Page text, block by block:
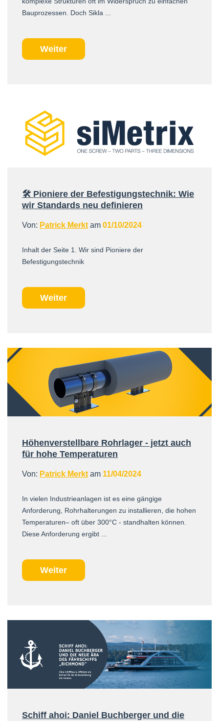
Bauprozessen. Doch Sikla ...
Weiter
🛠️ Pioniere der Befestigungstechnik: Wie
wir Standards neu definieren
Von: Patrick Merkt am 01/10/2024
Inhalt der Seite 1. Wir sind Pioniere der
Befestigungstechnik
Weiter
Höhenverstellbare Rohrlager - jetzt auch
für hohe Temperaturen
Von: Patrick Merkt am 11/04/2024
In vielen Industrieanlagen ist es eine gängige
Anforderung, Rohrhalterungen zu installieren, die hohen
Temperaturen– oft über 300°C - standhalten können.
Diese Anforderung ergibt ...
Weiter
Schiff ahoi: Daniel Buchberger und die